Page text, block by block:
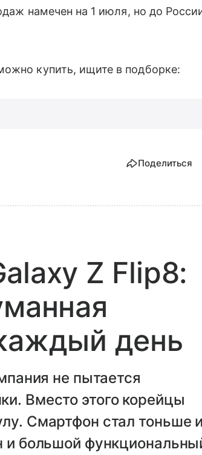
намечен на 1 июля, но до
купить, ищите в подборке:
Поделиться
Z Flip8:
день
не пытается
Вместо этого корейцы
Смартфон стал тоньше и
и большой